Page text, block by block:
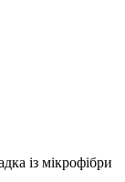
із мікрофібри